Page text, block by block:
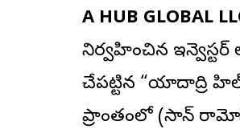
A HUB GLOBAL
నిర్వహించిన ఇన్వెస్టర్
చేపట్టిన “యాదాద్రి
ప్రాంతంలో (సాన్ రామోన్